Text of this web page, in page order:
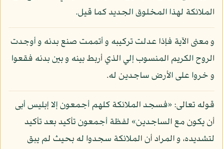
الملائكة لهذا المخلوق الجديد كما قيل.
و معنى الآية فإذا عدلت تركيبه و أتممت صنع بدنه و أوجدت
الروح الكريم المنسوب إلي الذي أربط بينه و بين بدنه فقعوا
و خروا على الأرض ساجدين له.
قوله تعالى: «فسجد الملائكة كلهم أجمعون إلا إبليس أبى
أن يكون مع الساجدين» لفظة أجمعون تأكيد بعد تأكيد
لتشديده، و المراد أن الملائكة سجدوا له بحيث لم يبق